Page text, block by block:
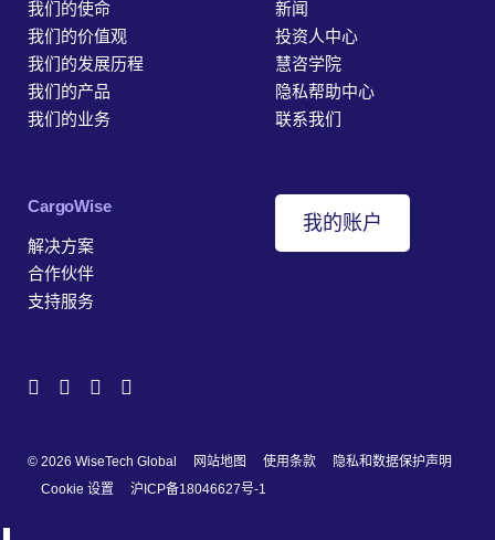
我们的使命
我们的价值观
我们的发展历程
我们的产品
我们的业务
新闻
投资人中心
慧咨学院
隐私帮助中心
联系我们
‎CargoWise
解决方案
合作伙伴
支持服务
我的账户
© 2026 WiseTech Global 网站地图 使用条款
隐私和数据保护声明
Cookie 设置
沪ICP备18046627号-1